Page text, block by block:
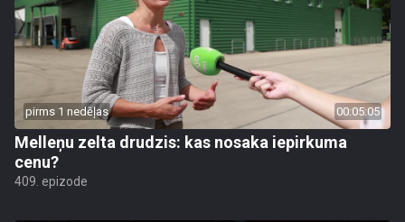
pirms 1 nedēļas 00:05:05
Melleņu zelta drudzis: kas nosaka iepirkuma
cenu?
409. epizode